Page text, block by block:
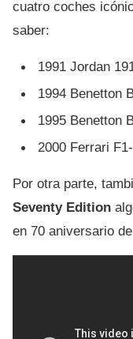
cuatro coches
saber:
1991 Jordan
1994 Benetton
1995 Benetton
2000 Ferrari
Por otra parte,
Seventy Edition
en 70 aniversario